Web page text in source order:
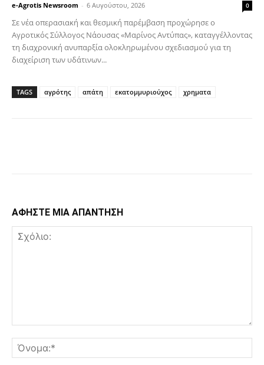
e-Agrotis Newsroom - 6 Αυγούστου, 2026 0
Σε νέα οπερασιακή και θεσμική παρέμβαση προχώρησε ο
Αγροτικός Σύλλογος Νάουσας «Μαρίνος Αντύπας», καταγγέλλοντας
τη διαχρονική ανυπαρξία ολοκληρωμένου σχεδιασμού για τη
διαχείριση των υδάτινων...
TAGS αγρότης απάτη εκατομμυριούχος χρηματα
ΑΦΗΣΤΕ ΜΙΑ ΑΠΑΝΤΗΣΗ